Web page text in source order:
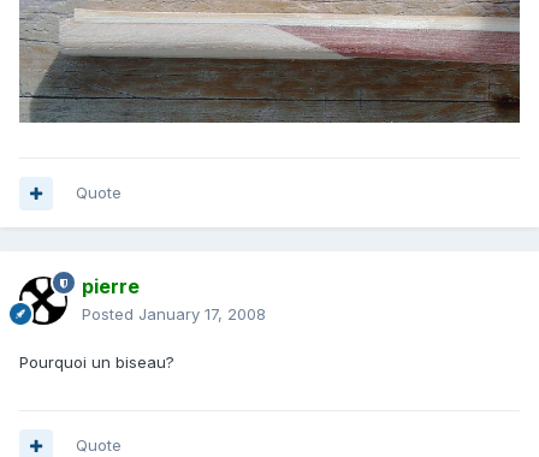
Quote
pierre
Posted January 17, 2008
Pourquoi un biseau?
Quote